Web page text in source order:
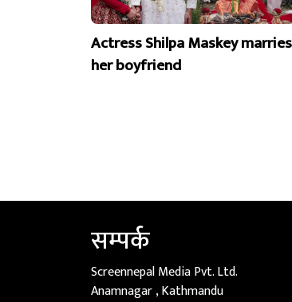
Actress Shilpa Maskey marries
her boyfriend
सम्पर्क
Screennepal Media Pvt. Ltd.
Anamnagar , Kathmandu